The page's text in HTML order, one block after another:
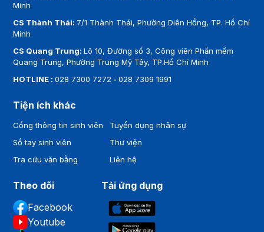
Minh
CS Thành Thái: 7/1 Thành Thái, Phường Diên Hồng, TP. Hồ Chí
Minh
CS Quang Trung:Lô 10, Đường số 3, Công viên Phần mềm
Quang Trung, Phường Trung Mỹ Tây, TP.Hồ Chí Minh
HOTLINE :028 7300 7272 -028 7309 1991
Tiện ích khác
Cổng thông tin sinh viên
Sổ tay sinh viên
Tra cứu văn bằng
Tuyển dụng nhân sự
Thư viện
Liên hệ
Theo dõi
Facebook
Youtube
Tải ứng dụng